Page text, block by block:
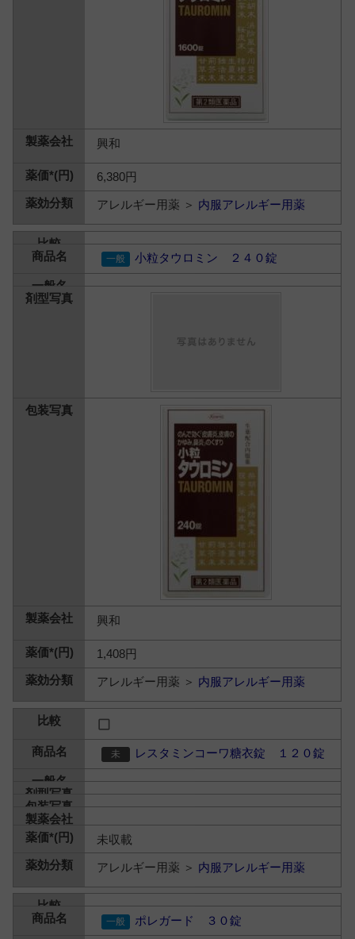
興和
6,380円
アレルギー用薬 ＞ 内服アレルギー用薬
小粒タウロミン ２４０錠
興和
1,408円
アレルギー用薬 ＞ 内服アレルギー用薬
レスタミンコーワ糖衣錠 １２０錠
未収載
アレルギー用薬 ＞ 内服アレルギー用薬
ポレガード ３０錠